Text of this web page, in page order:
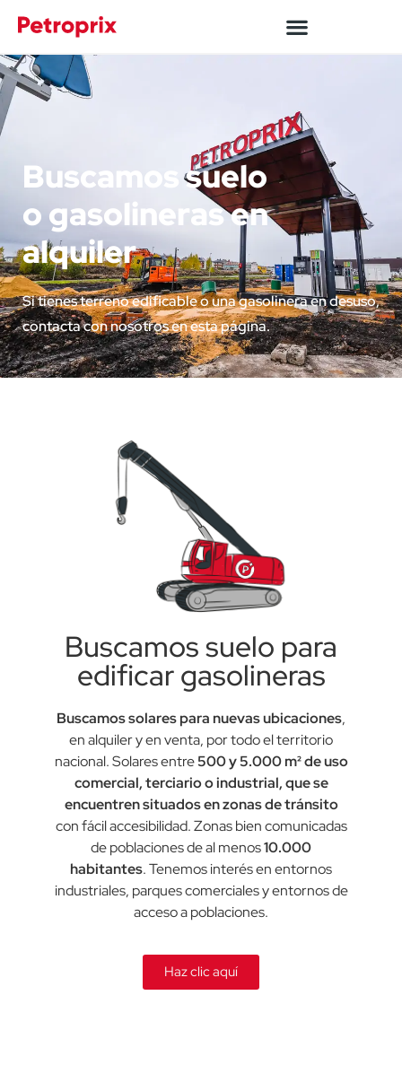
Buscamos suelo
o gasolineras en
alquiler
Si tienes terreno edificable o una gasolinera en desuso,
contacta con nosotros en esta página.
Buscamos suelo para
edificar gasolineras
Buscamos solares para nuevas ubicaciones,
en alquiler y en venta, por todo el territorio
nacional.Solares entre500 y 5.000 m² de uso
comercial, terciario o industrial, que se
encuentren situados en zonas de tránsito
con fácil accesibilidad. Zonas bien comunicadas
de poblaciones de al menos10.000
habitantes. Tenemos interés en entornos
industriales, parques comerciales y entornos de
acceso a poblaciones.
Haz clic aquí